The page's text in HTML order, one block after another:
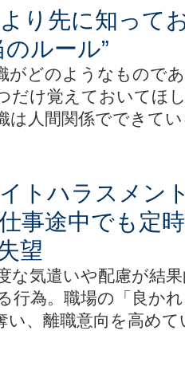
り先に知って
のルール”
がどのようなもので
だけ覚えておいてほ
は人間関係でできて
イトハラスメン
事途中でも定
望
な気遣いや配慮が結
行為。職場の「良か
い、離職意向を高め